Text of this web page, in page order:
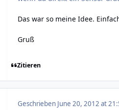
Das war so meine Idee.
Gruß
Zitieren
Geschrieben June 20, 2012 at